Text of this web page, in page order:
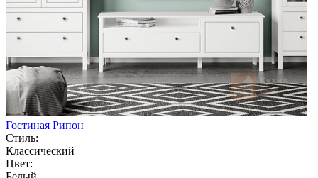
Гостиная Рипон
Стиль:
Классический
Цвет: